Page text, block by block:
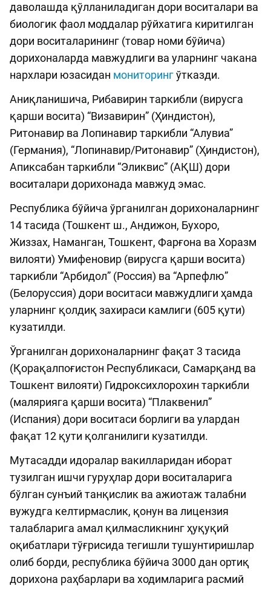
даволашда қўлланиладиган дори воситалари ва
биологик фаол моддалар рўйхатига киритилган
дори воситаларининг (товар номи бўйича)
дорихоналарда мавжудлиги ва уларнинг чакана
нархлари юзасидан мониторингўтказди.
Аниқланишича, Рибавирин таркибли (вирусга
қарши восита) “Визавирин” (Ҳиндистон),
Ритонавир ва Лопинавир таркибли “Алувиа”
(Германия), “Лопинавир/Ритонавир” (Ҳиндистон),
Апиксабан таркибли “Эликвис” (АҚШ) дори
воситалари дорихонада мавжуд эмас.
Республика бўйича ўрганилган дорихоналарнинг
14 тасида (Тошкент ш., Андижон, Бухоро,
Жиззах, Наманган, Тошкент, Фарғона ва Хоразм
вилояти) Умифеновир (вирусга қарши восита)
таркибли “Арбидол” (Россия) ва “Арпефлю”
(Белоруссия) дори воситаси мавжудлиги ҳамда
уларнинг қолдиқ захираси камлиги (605 қути)
кузатилди.
Ўрганилган дорихоналарнинг фақат 3 тасида
(Қорақалпоғистон Республикаси, Самарқанд ва
Тошкент вилояти) Гидроксихлорохин таркибли
(малярияга қарши восита) “Плаквенил”
(Испания) дори воситаси борлиги ва улардан
фақат 12 қути қолганилиги кузатилди.
Мутасадди идоралар вакилларидан иборат
тузилган ишчи гуруҳлар дори воситаларига
бўлган сунъий танқислик ва ажиотаж талабни
вужудга келтирмаслик, қонун ва лицензия
талабларига амал қилмасликнинг ҳуқуқий
оқибатлари тўғрисида тегишли тушунтиришлар
олиб борди, республика бўйича 3000 дан ортиқ
дорихона раҳбарлари ва ходимларига расмий